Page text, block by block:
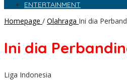
ENTERTAINMENT
Homepage / Olahraga Ini dia
Ini dia
Liga Indonesia